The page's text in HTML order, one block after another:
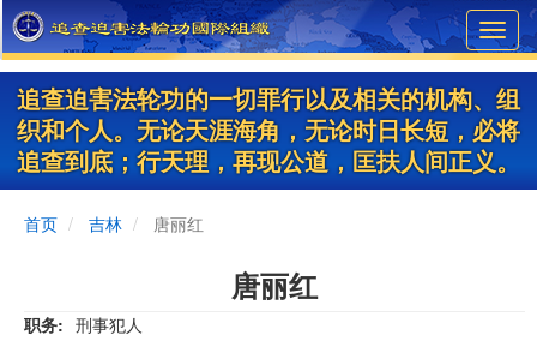
Skip
to
main
content
追查迫害法轮功的一切罪行以及相关的机构、组
织和个人。无论天涯海角，无论时日长短，必将
追查到底；行天理，再现公道，匡扶人间正义。
首页 吉林 唐丽红
唐丽红
职务
刑事犯人